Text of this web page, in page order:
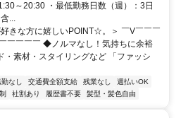
～20:30 ・最低勤務日数（週）：3日
...
きな方に嬉しいPOINT☆。＞ ￣V￣￣￣
￣￣￣￣ ◆ノルマなし！気持ちに余裕
素材・スタイリングなど 「ファッシ
勤なし 交通費全額支給 残業なし
週払いOK
社割あり 履歴書不要 髪型・髪色自由